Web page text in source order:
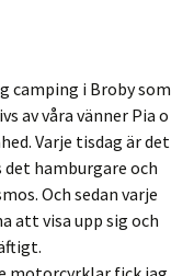
camping i Broby som
av våra vänner Pia o
Varje tisdag är det
hamburgare och
Och sedan varje
att visa upp sig och